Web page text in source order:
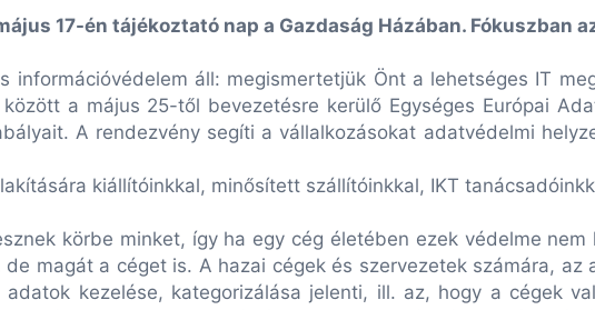
17-én tájékoztató nap a Gazdaság Házában. Fókuszban
információvédelem áll: megismertetjük Önt a lehetséges IT
a május 25-től bevezetésre kerülő Egységes Európai
A rendezvény segíti a vállalkozásokat adatvédelmi
kiállítóinkkal, minősített szállítóinkkal, IKT
körbe minket, így ha egy cég életében ezek védelme nem
magát a céget is. A hazai cégek és szervezetek számára, az
kezelése, kategorizálása jelenti, ill. az, hogy a cégek